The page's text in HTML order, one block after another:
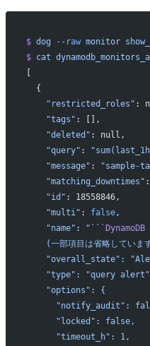
$ dog --raw monitor
$ cat
  {
    "restricted_roles"
:
    "tags"
: [],
    "deleted"
: null,
    "query"
:
    "message"
:
"sample-
    "matching_downtimes"
    "id"
: 18558846,
    "multi"
: false,
    "name"
: "``` DynamoDB
(一部項目は省略していま
"overall_state":
"type": "query
    "options": {
"notify_audit":
      "locked": false,
      "timeout_h": 1,